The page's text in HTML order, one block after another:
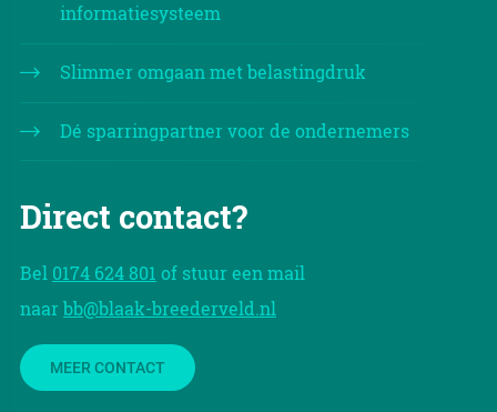
informatiesysteem
Slimmer omgaan met belastingdruk
Dé sparringpartner voor de ondernemers
Direct contact?
Bel 0174 624 801 of stuur een mail
naar bb@blaak-breederveld.nl
MEER CONTACT